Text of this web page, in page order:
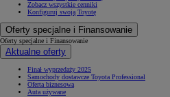
Zobacz wszystkie cenniki
Konfiguruj swoją Toyotę
Oferty specjalne i Finansowanie
Oferty specjalne i Finansowanie
Aktualne oferty
Finał wyprzedaży 2025
Samochody dostawcze Toyota Professional
Oferta biznesowa
Auta używane